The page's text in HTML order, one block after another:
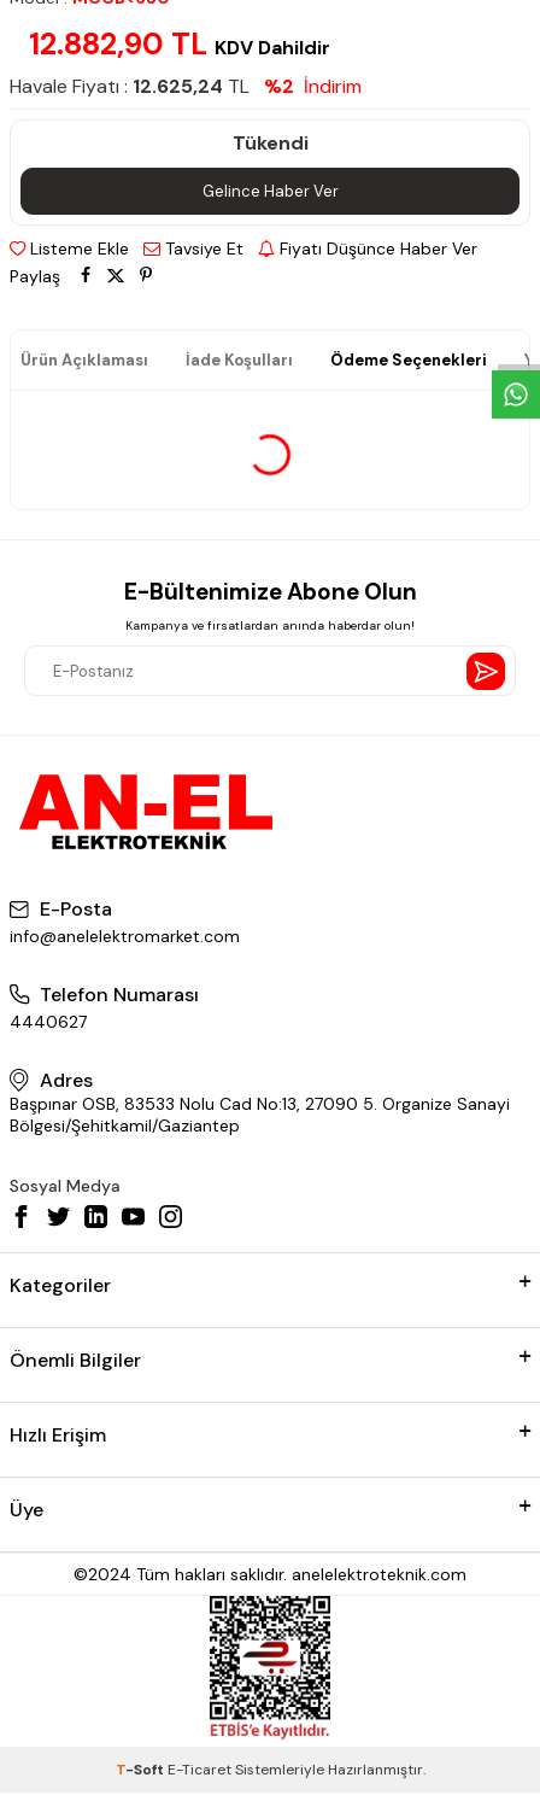
12.882,90 TL KDV Dahildir
Havale Fiyatı : 12.625,24 TL %2 İndirim
Tükendi
Gelince Haber Ver
Listeme Ekle Tavsiye Et
Fiyatı Düşünce Haber Ver
Paylaş
Ürün Açıklaması İade Koşulları Ödeme Seçenekleri
E-Bültenimize Abone Olun
Kampanya ve fırsatlardan anında haberdar olun!
E-Posta
info@anelelektromarket.com
Telefon Numarası
4440627
Adres
Başpınar OSB, 83533 Nolu Cad No:13, 27090 5. Organize Sanayi
Bölgesi/Şehitkamil/Gaziantep
Sosyal Medya
Kategoriler
Önemli Bilgiler
Hızlı Erişim
Üye
©2024 Tüm hakları saklıdır. anelelektroteknik.com
T-Soft E-TicaretSistemleriyle Hazırlanmıştır.